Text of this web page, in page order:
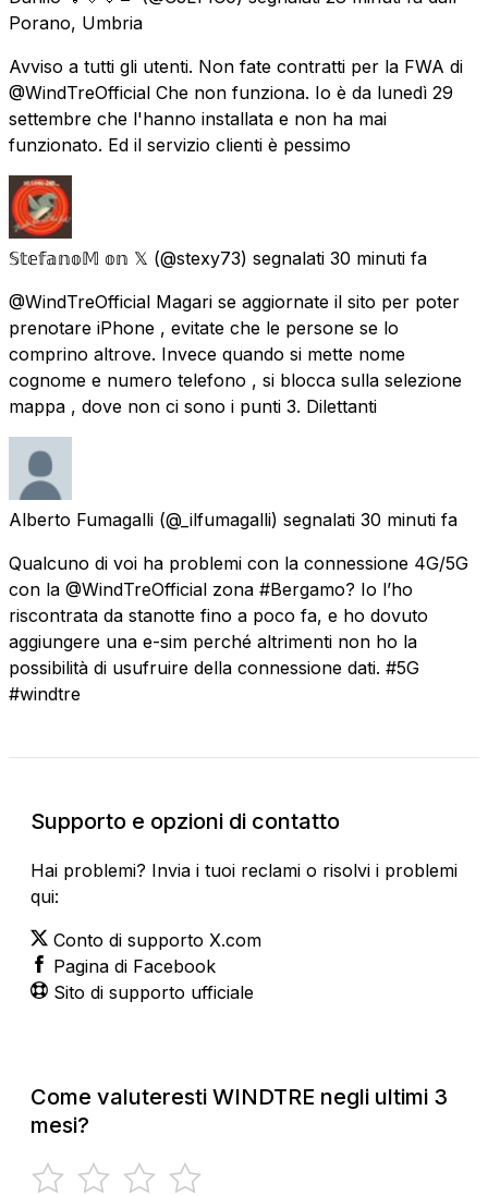
Porano, Umbria
Avviso a tutti gli utenti. Non fate contratti per la FWA di
@WindTreOfficial Che non funziona. Io è da lunedì 29
settembre che l'hanno installata e non ha mai
funzionato. Ed il servizio clienti è pessimo
𝕊𝕥𝕖𝕗𝕒𝕟𝕠𝕄 𝕠𝕟 𝕏 (@stexy73) segnalati 30 minuti fa
@WindTreOfficial Magari se aggiornate il sito per poter
prenotare iPhone , evitate che le persone se lo
comprino altrove. Invece quando si mette nome
cognome e numero telefono , si blocca sulla selezione
mappa , dove non ci sono i punti 3. Dilettanti
Alberto Fumagalli (@_ilfumagalli) segnalati 30 minuti fa
Qualcuno di voi ha problemi con la connessione 4G/5G
con la @WindTreOfficial zona #Bergamo? Io l’ho
riscontrata da stanotte fino a poco fa, e ho dovuto
aggiungere una e-sim perché altrimenti non ho la
possibilità di usufruire della connessione dati. #5G
#windtre
Supporto e opzioni di contatto
Hai problemi? Invia i tuoi reclami o risolvi i problemi
qui:
Conto di supporto X.com
Pagina di Facebook
Sito di supporto ufficiale
Come valuteresti WINDTRE negli ultimi 3
mesi?